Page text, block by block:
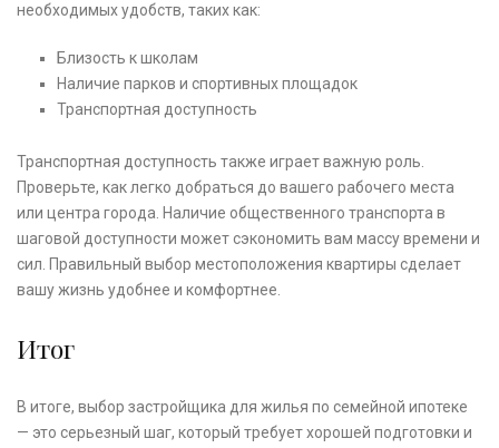
необходимых удобств, таких как:
Близость к школам
Наличие парков и спортивных площадок
Транспортная доступность
Транспортная доступность также играет важную роль.
Проверьте, как легко добраться до вашего рабочего места
или центра города. Наличие общественного транспорта в
шаговой доступности может сэкономить вам массу времени и
сил. Правильный выбор местоположения квартиры сделает
вашу жизнь удобнее и комфортнее.
Итог
В итоге, выбор застройщика для жилья по семейной ипотеке
— это серьезный шаг, который требует хорошей подготовки и